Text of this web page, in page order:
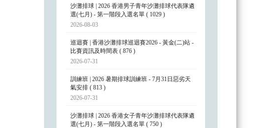
沙灘排球 | 2026 香港男子青年沙灘排球代表隊遴
選(七月) - 第一階段入選名單 ( 1029 )
2026-08-03
巡迴賽 | 香港沙灘排球巡迴賽2026 - 黃金(二)站 -
比賽資訊及時間表 ( 876 )
2026-07-31
訓練班 | 2026 暑期排球訓練班 - 7月31日惡劣天
氣安排 ( 813 )
2026-07-31
沙灘排球 | 2026 香港女子青年沙灘排球代表隊遴
選(七月) - 第一階段入選名單 ( 750 )